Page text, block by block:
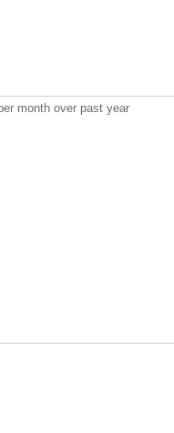
month over past year